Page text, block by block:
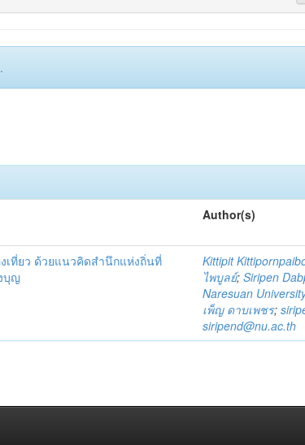
Author(s)
เที่ยว ด้วยแนวคิดสำนึกแห่งถิ่นที่
บุญ
Kittipit
ไพบูลย์;Siripen
Naresuan
เพ็ญ ดาบเพชร;
siripend@nu.ac.th